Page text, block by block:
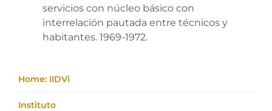
servicios con núcleo básico con
interrelación pautada entre técnicos y
habitantes. 1969-1972.
Home: IIDVi
Instituto